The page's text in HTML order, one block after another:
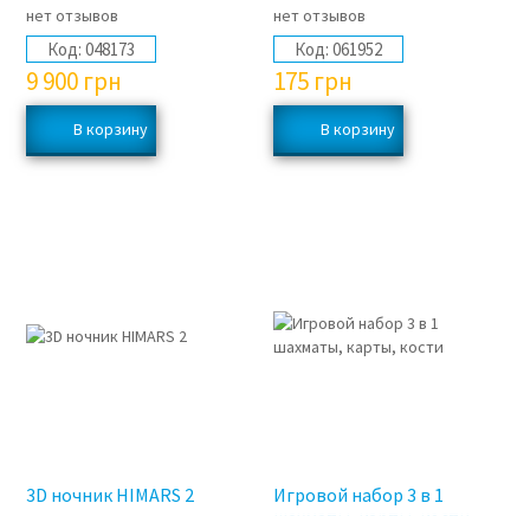
нет отзывов
Код: 048173
9 900 грн
нет отзывов
Код: 061952
175 грн
3D ночник HIMARS 2
Игровой набор 3 в 1